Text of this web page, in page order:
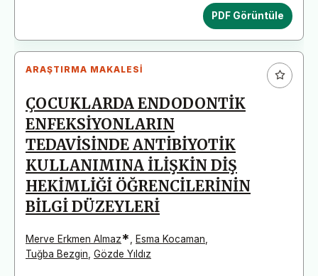
PDF Görüntüle
ARAŞTIRMA MAKALESI
ÇOCUKLARDA ENDODONTİK
ENFEKSİYONLARIN
TEDAVİSİNDE ANTİBİYOTİK
KULLANIMINA İLİŞKİN DİŞ
HEKİMLİĞİ ÖĞRENCİLERİNİN
BİLGİ DÜZEYLERİ
Merve Erkmen Almaz* Esma Kocaman
Tuğba Bezgin Gözde Yıldız